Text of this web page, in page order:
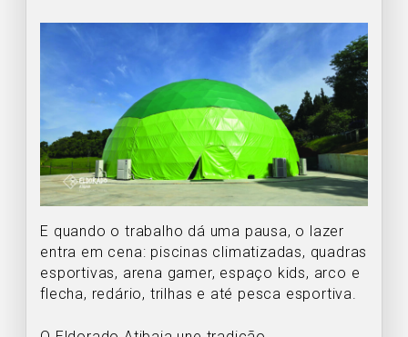
E quando o trabalho dá uma pausa, o lazer
entra em cena: piscinas climatizadas, quadras
esportivas, arena gamer, espaço kids, arco e
flecha, redário, trilhas e até pesca esportiva.